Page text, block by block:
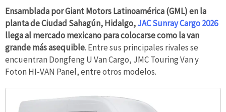
Ensamblada por Giant Motors Latinoamérica (GML) en la
planta de Ciudad Sahagún, Hidalgo,JAC Sunray Cargo 2026
llega al mercado mexicano para colocarse como la van
grande más asequible. Entre sus principales rivales se
encuentran Dongfeng U Van Cargo, JMC Touring Van y
Foton HI-VAN Panel, entre otros modelos.